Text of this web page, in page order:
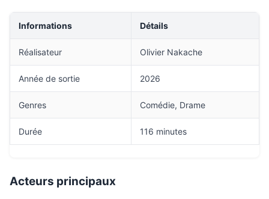
Informations Détails
Réalisateur Olivier Nakache
Année de sortie 2026
Genres Comédie, Drame
Durée 116 minutes
Acteurs principaux